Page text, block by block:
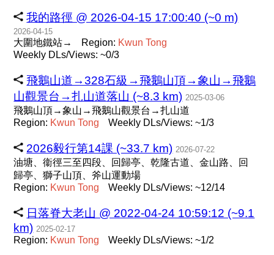
我的路徑 @ 2026-04-15 17:00:40 (~0 m)
2026-04-15
大圍地鐵站→ Region: Kwun Tong
Weekly DLs/Views: ~0/3
飛鵝山道→328石級→飛鵝山頂→象山→飛鵝
山觀景台→扎山道落山 (~8.3 km) 2025-03-06
飛鵝山頂→象山→飛鵝山觀景台→扎山道
Region: Kwun Tong Weekly DLs/Views: ~1/3
2026毅行第14課 (~33.7 km) 2026-07-22
油塘、衞徑三至四段、回歸亭、乾隆古道、金山路、回
歸亭、獅子山頂、斧山運動場
Region: Kwun Tong Weekly DLs/Views: ~12/14
日落脊大老山 @ 2022-04-24 10:59:12 (~9.1
km) 2025-02-17
Region: Kwun Tong Weekly DLs/Views: ~1/2